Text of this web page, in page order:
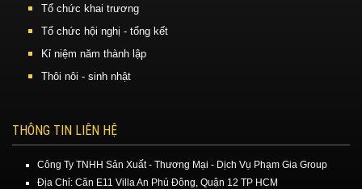
Tổ chức khai trương
Tổ chức hội nghị - tổng kết
Kỉ niệm năm thành lập
Thôi nôi - sinh nhật
THÔNG TIN LIÊN HỆ
Công Ty TNHH Sản Xuất - Thương Mại - Dịch Vụ Phạm Gia Group
Địa Chỉ: Căn E11 Villa An Phú Đông, Quận 12 TP HCM